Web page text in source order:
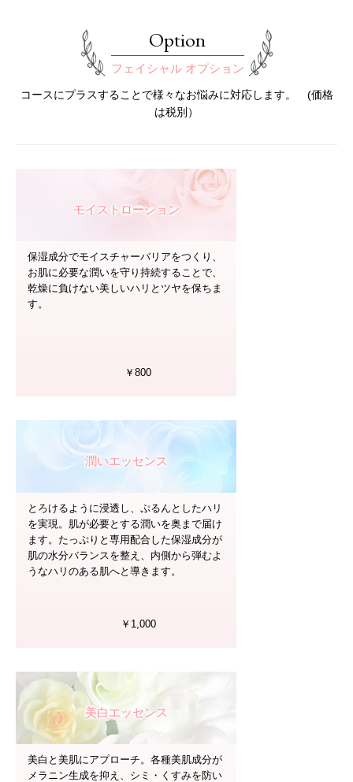
Option
フェイシャル オプション
コースにプラスすることで様々なお悩みに対応します。 (価格
は税別）
モイストローション
保湿成分でモイスチャーバリアをつくり、
お肌に必要な潤いを守り持続することで、
乾燥に負けない美しいハリとツヤを保ちま
す。
￥800
潤いエッセンス
とろけるように浸透し、ぷるんとしたハリ
を実現。肌が必要とする潤いを奥まで届け
ます。たっぷりと専用配合した保湿成分が
肌の水分バランスを整え、内側から弾むよ
うなハリのある肌へと導きます。
￥1,000
美白エッセンス
美白と美肌にアプローチ。各種美肌成分が
メラニン生成を抑え、シミ・くすみを防い